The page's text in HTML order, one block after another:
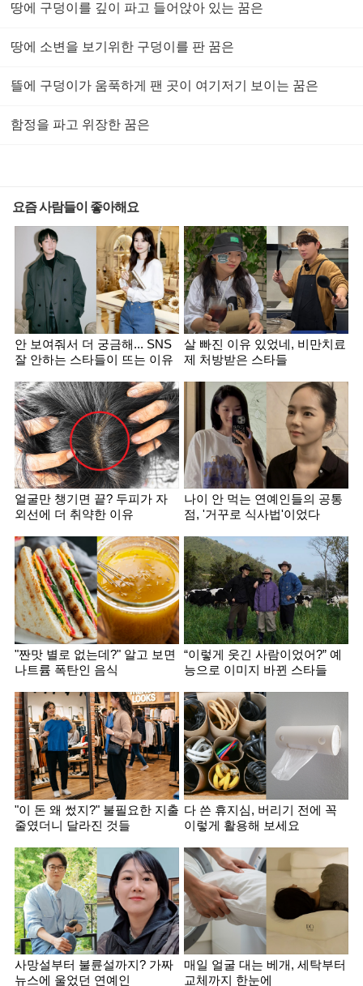
땅에 구덩이를 깊이 파고 들어앉아 있는 꿈은
땅에 소변을 보기위한 구덩이를 판 꿈은
뜰에 구덩이가 움푹하게 팬 곳이 여기저기 보이는 꿈은
함정을 파고 위장한 꿈은
요즘 사람들이 좋아해요
안 보여줘서 더 궁금해... SNS
잘 안하는 스타들이 뜨는 이유
살 빠진 이유 있었네, 비만치료
제 처방받은 스타들
얼굴만 챙기면 끝? 두피가 자
외선에 더 취약한 이유
나이 안 먹는 연예인들의 공통
점, '거꾸로 식사법'이었다
"짠맛 별로 없는데?" 알고 보면
나트륨 폭탄인 음식
“이렇게 웃긴 사람이었어?” 예
능으로 이미지 바뀐 스타들
"이 돈 왜 썼지?" 불필요한 지출
줄였더니 달라진 것들
다 쓴 휴지심, 버리기 전에 꼭
이렇게 활용해 보세요
사망설부터 불륜설까지? 가짜
뉴스에 울었던 연예인
매일 얼굴 대는 베개, 세탁부터
교체까지 한눈에